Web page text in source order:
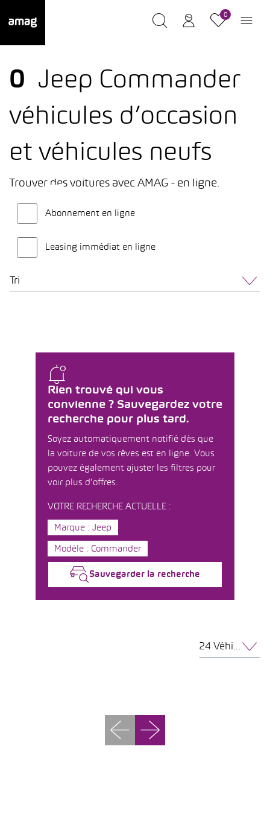
0
0
Jeep Commander
véhicules d’occasion
et véhicules neufs
Trouver des voitures avec AMAG - en ligne.
Abonnement en ligne
Leasing immédiat en ligne
Tri
Rien trouvé qui vous
convienne ? Sauvegardez votre
recherche pour plus tard.
Soyez automatiquement notifié dès que
la voiture de vos rêves est en ligne. Vous
pouvez également ajuster les filtres pour
voir plus d'offres.
VOTRE RECHERCHE ACTUELLE :
Marque : Jeep
Modèle : Commander
Sauvegarder la recherche
24 Véhicules par page